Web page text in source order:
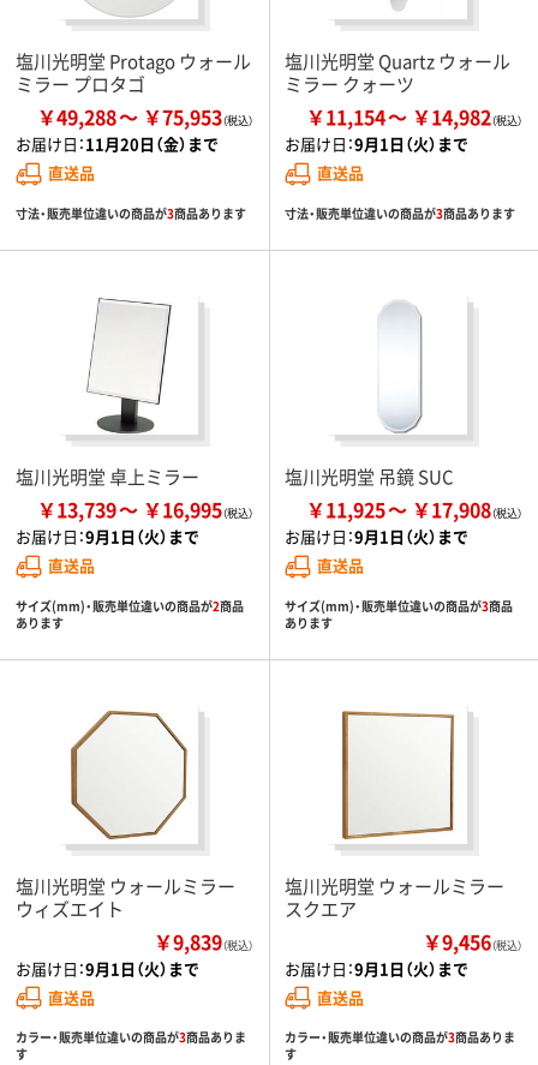
塩川光明堂 Protago ウォール
ミラー プロタゴ
￥49,288 ￥75,953
お届け日：11月20日（金）まで
直送品
寸法・販売単位違いの商品が3商品あります
塩川光明堂 Quartz ウォール
ミラー クォーツ
￥11,154 ￥14,982
お届け日：9月1日（火）まで
直送品
寸法・販売単位違いの商品が3商品あります
塩川光明堂 卓上ミラー
￥13,739 ￥16,995
お届け日：9月1日（火）まで
直送品
サイズ(mm)・販売単位違いの商品が2商品
あります
塩川光明堂 吊鏡 SUC
￥11,925 ￥17,908
お届け日：9月1日（火）まで
直送品
サイズ(mm)・販売単位違いの商品が3商品
あります
塩川光明堂 ウォールミラー
ウィズエイト
￥9,839（税込）
お届け日：9月1日（火）まで
直送品
カラー・販売単位違いの商品が3商品ありま
す
塩川光明堂 ウォールミラー
スクエア
￥9,456（税込）
お届け日：9月1日（火）まで
直送品
カラー・販売単位違いの商品が3商品ありま
す